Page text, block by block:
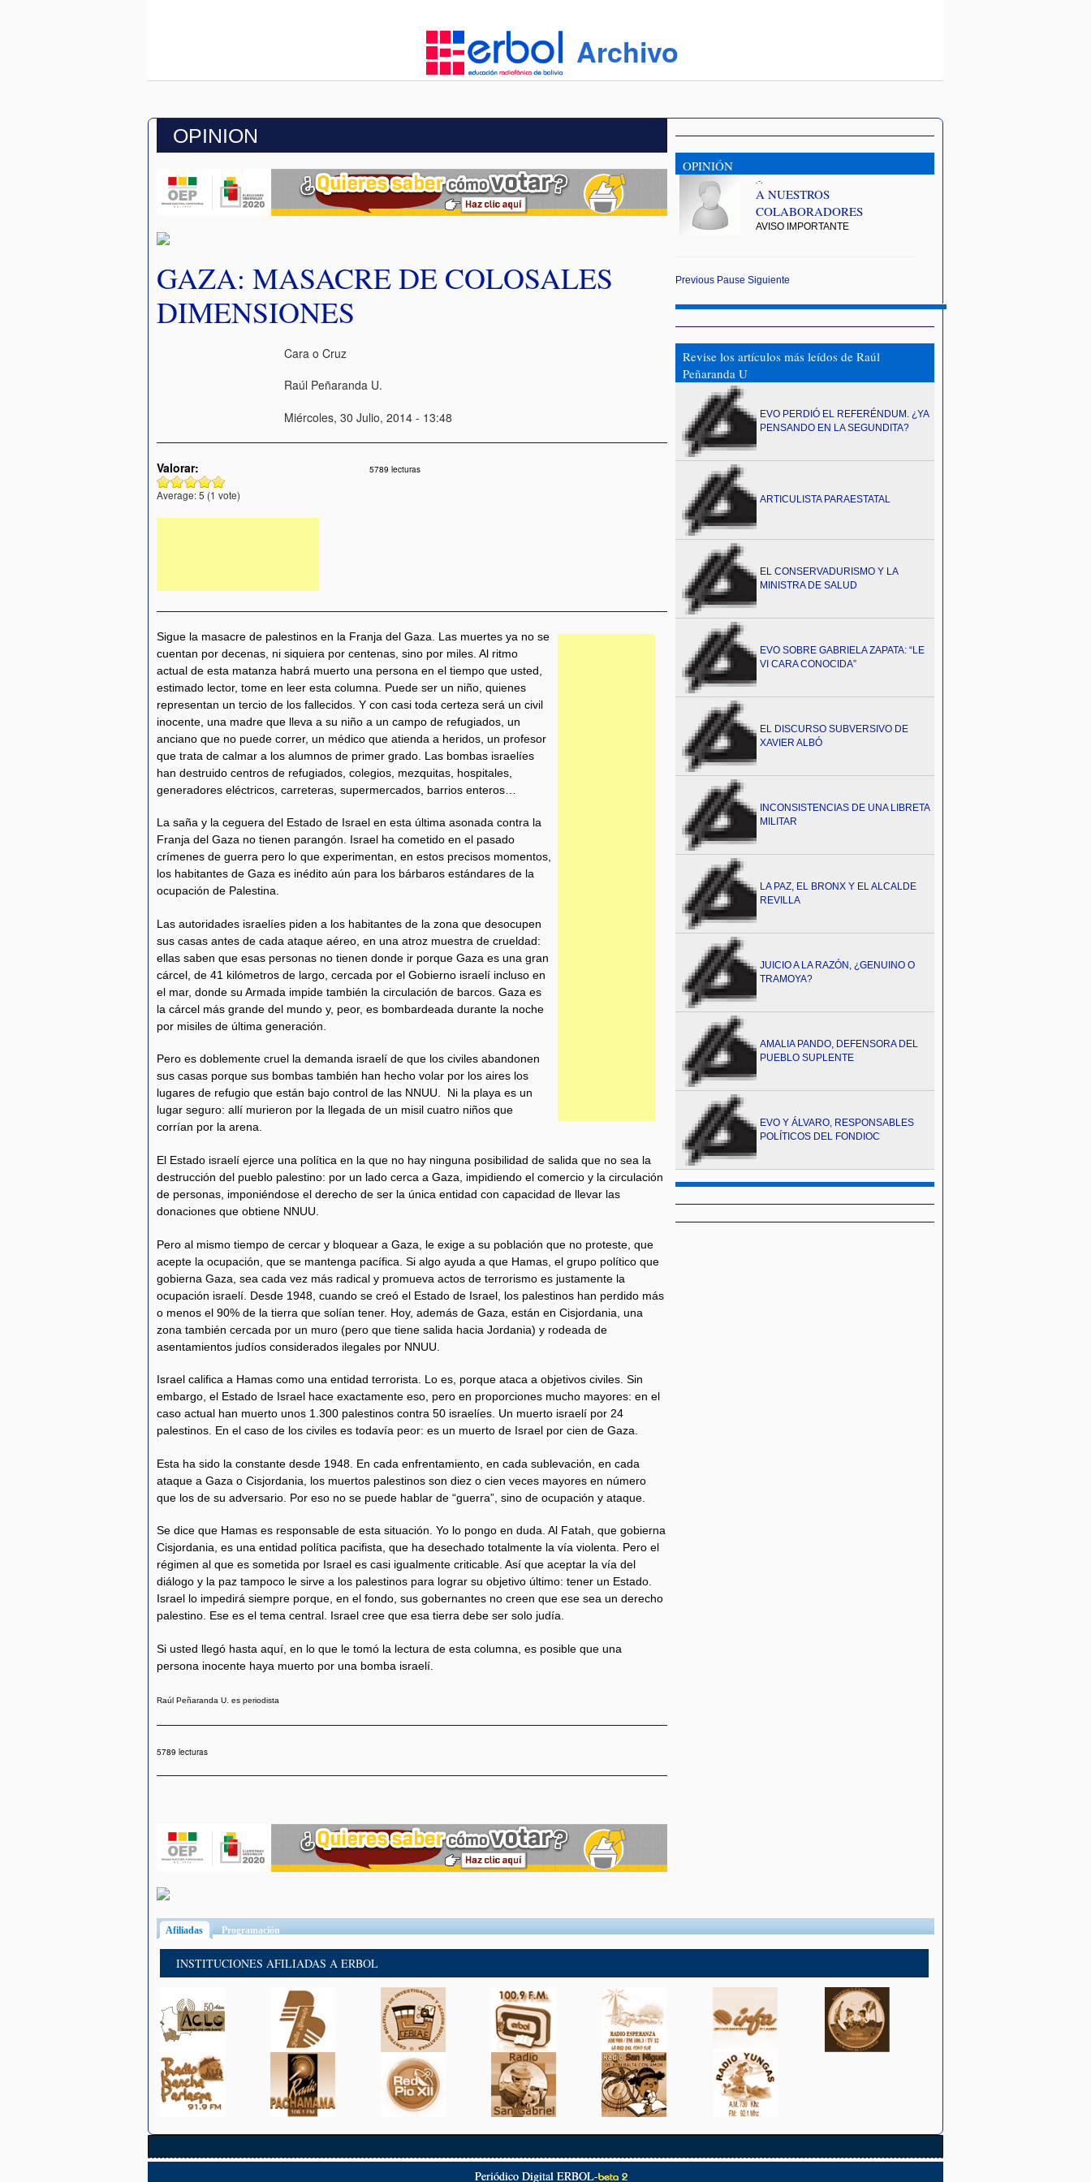
Archivo
OPINION
GAZA: MASACRE DE COLOSALES
DIMENSIONES
Cara o Cruz
Raúl Peñaranda U.
Miércoles, 30 Julio, 2014 - 13:48
Valorar:
Average:5 (1 vote)
5789 lecturas
Sigue la masacre de palestinos en la Franja del Gaza. Las muertes ya no se
cuentan por decenas, ni siquiera por centenas, sino por miles. Al ritmo
actual de esta matanza habrá muerto una persona en el tiempo que usted,
estimado lector, tome en leer esta columna. Puede ser un niño, quienes
representan un tercio de los fallecidos. Y con casi toda certeza será un civil
inocente, una madre que lleva a su niño a un campo de refugiados, un
anciano que no puede correr, un médico que atienda a heridos, un profesor
que trata de calmar a los alumnos de primer grado. Las bombas israelíes
han destruido centros de refugiados, colegios, mezquitas, hospitales,
generadores eléctricos, carreteras, supermercados, barrios enteros…
La saña y la ceguera del Estado de Israel en esta última asonada contra la
Franja del Gaza no tienen parangón. Israel ha cometido en el pasado
crímenes de guerra pero lo que experimentan, en estos precisos momentos,
los habitantes de Gaza es inédito aún para los bárbaros estándares de la
ocupación de Palestina.
Las autoridades israelíes piden a los habitantes de la zona que desocupen
sus casas antes de cada ataque aéreo, en una atroz muestra de crueldad:
ellas saben que esas personas no tienen donde ir porque Gaza es una gran
cárcel, de 41 kilómetros de largo, cercada por el Gobierno israelí incluso en
el mar, donde su Armada impide también la circulación de barcos. Gaza es
la cárcel más grande del mundo y, peor, es bombardeada durante la noche
por misiles de última generación.
Pero es doblemente cruel la demanda israelí de que los civiles abandonen
sus casas porque sus bombas también han hecho volar por los aires los
lugares de refugio que están bajo control de las NNUU. Ni la playa es un
lugar seguro: allí murieron por la llegada de un misil cuatro niños que
corrían por la arena.
El Estado israelí ejerce una política en la que no hay ninguna posibilidad de salida que no sea la
destrucción del pueblo palestino: por un lado cerca a Gaza, impidiendo el comercio y la circulación
de personas, imponiéndose el derecho de ser la única entidad con capacidad de llevar las
donaciones que obtiene NNUU.
Pero al mismo tiempo de cercar y bloquear a Gaza, le exige a su población que no proteste, que
acepte la ocupación, que se mantenga pacífica. Si algo ayuda a que Hamas, el grupo político que
gobierna Gaza, sea cada vez más radical y promueva actos de terrorismo es justamente la
ocupación israelí. Desde 1948, cuando se creó el Estado de Israel, los palestinos han perdido más
o menos el 90% de la tierra que solían tener. Hoy, además de Gaza, están en Cisjordania, una
zona también cercada por un muro (pero que tiene salida hacia Jordania) y rodeada de
asentamientos judíos considerados ilegales por NNUU.
Israel califica a Hamas como una entidad terrorista. Lo es, porque ataca a objetivos civiles. Sin
embargo, el Estado de Israel hace exactamente eso, pero en proporciones mucho mayores: en el
caso actual han muerto unos 1.300 palestinos contra 50 israelíes. Un muerto israelí por 24
palestinos. En el caso de los civiles es todavía peor: es un muerto de Israel por cien de Gaza.
Esta ha sido la constante desde 1948. En cada enfrentamiento, en cada sublevación, en cada
ataque a Gaza o Cisjordania, los muertos palestinos son diez o cien veces mayores en número
que los de su adversario. Por eso no se puede hablar de “guerra”, sino de ocupación y ataque.
Se dice que Hamas es responsable de esta situación. Yo lo pongo en duda. Al Fatah, que gobierna
Cisjordania, es una entidad política pacifista, que ha desechado totalmente la vía violenta. Pero el
régimen al que es sometida por Israel es casi igualmente criticable. Así que aceptar la vía del
diálogo y la paz tampoco le sirve a los palestinos para lograr su objetivo último: tener un Estado.
Israel lo impedirá siempre porque, en el fondo, sus gobernantes no creen que ese sea un derecho
palestino. Ese es el tema central. Israel cree que esa tierra debe ser solo judía.
Si usted llegó hasta aquí, en lo que le tomó la lectura de esta columna, es posible que una
persona inocente haya muerto por una bomba israelí.
Raúl Peñaranda U. es periodista
5789 lecturas
OPINIÓN
.-.
A NUESTROS
COLABORADORES
AVISO IMPORTANTE
Previous Pause Siguiente
Revise los artículos más leídos de Raúl
Peñaranda U
EVO PERDIÓ EL REFERÉNDUM. ¿YA
PENSANDO EN LA SEGUNDITA?
ARTICULISTA PARAESTATAL
EL CONSERVADURISMO Y LA
MINISTRA DE SALUD
EVO SOBRE GABRIELA ZAPATA: “LE
VI CARA CONOCIDA”
EL DISCURSO SUBVERSIVO DE
XAVIER ALBÓ
INCONSISTENCIAS DE UNA LIBRETA
MILITAR
LA PAZ, EL BRONX Y EL ALCALDE
REVILLA
JUICIO A LA RAZÓN, ¿GENUINO O
TRAMOYA?
AMALIA PANDO, DEFENSORA DEL
PUEBLO SUPLENTE
EVO Y ÁLVARO, RESPONSABLES
POLÍTICOS DEL FONDIOC
Afiliadas (solapa activa)
Programación
INSTITUCIONES AFILIADAS A ERBOL
Periódico Digital ERBOL-beta 2